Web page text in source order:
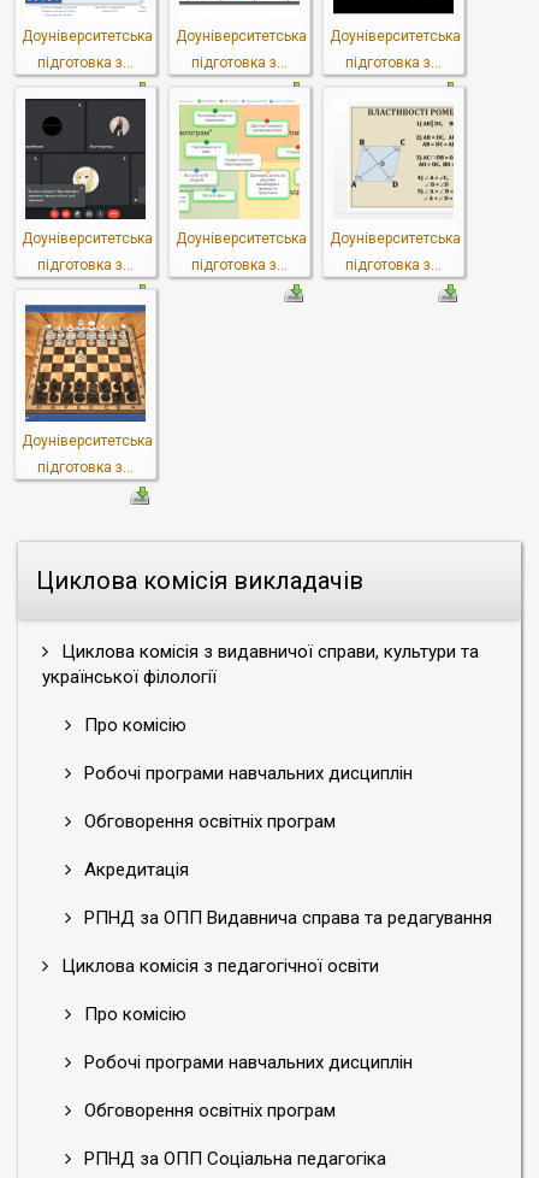
Циклова комісія викладачів
Циклова комісія з видавничої справи, культури та
української філології
Про комісію
Робочі програми навчальних дисциплін
Обговорення освітніх програм
Акредитація
РПНД за ОПП Видавнича справа та редагування
Циклова комісія з педагогічної освіти
Про комісію
Робочі програми навчальних дисциплін
Обговорення освітніх програм
РПНД за ОПП Соціальна педагогіка
Доуніверситетська
підготовка з...
Доуніверситетська
підготовка з...
Доуніверситетська
підготовка з...
Доуніверситетська
підготовка з...
Доуніверситетська
підготовка з...
Доуніверситетська
підготовка з...
Доуніверситетська
підготовка з...